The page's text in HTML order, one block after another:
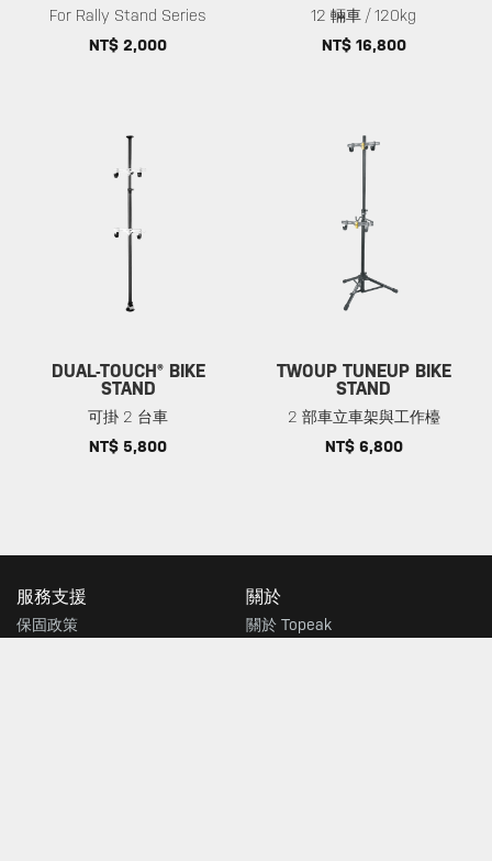
For Rally Stand Series
NT$ 2,000
12 輛車 / 120kg
NT$ 16,800
DUAL-TOUCH® BIKE
STAND
可掛 2 台車
NT$ 5,800
TWOUP TUNEUP BIKE
STAND
2 部車立車架與工作檯
NT$ 6,800
服務支援
保固政策
關於
關於 Topeak